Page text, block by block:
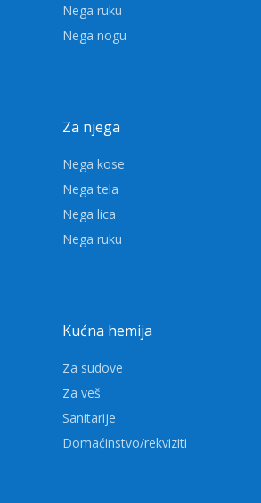
Nega ruku
Nega nogu
Za njega
Nega kose
Nega tela
Nega lica
Nega ruku
Kućna hemija
Za sudove
Za veš
Sanitarije
Domaćinstvo/rekviziti